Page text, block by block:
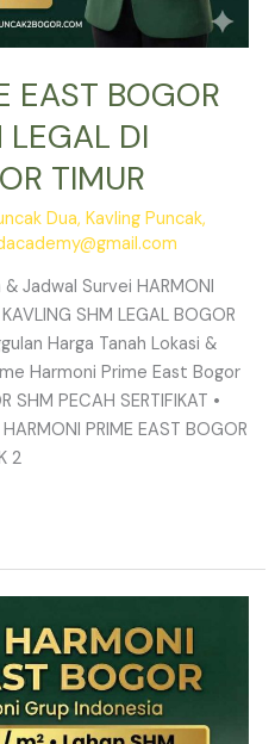
EAST BOGOR
LEGAL DI
TIMUR
Dua,Kavling Puncak,
Jadwal Survei HARMONI
SHM LEGAL BOGOR
Harga Tanah Lokasi &
Harmoni Prime East Bogor
SHM PECAH SERTIFIKAT •
PRIME EAST BOGOR
2